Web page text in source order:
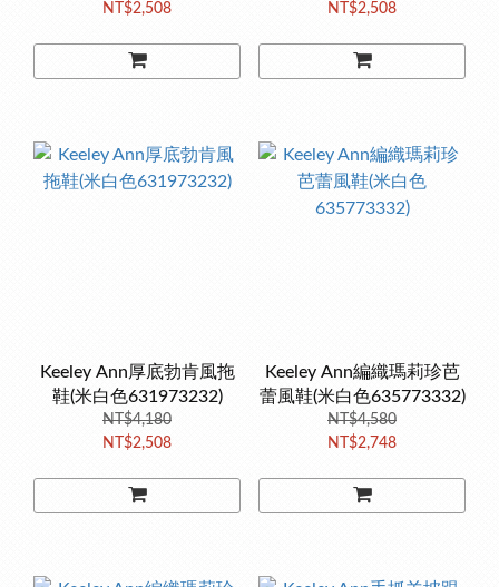
NT$2,508
NT$2,508
Keeley Ann厚底勃肯風拖
鞋(米白色631973232)
NT$4,180
NT$2,508
Keeley Ann編織瑪莉珍芭
蕾風鞋(米白色635773332)
NT$4,580
NT$2,748